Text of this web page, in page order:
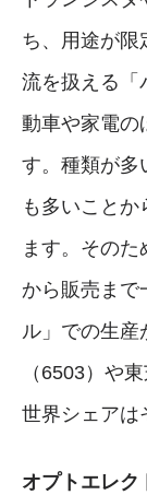
ち、用途が限
流を扱える「
動車や家電の
す。種類が多
も多いことか
ます。その
から販売まで
ル」での生産
（6503）や
世界シェアは
オプトエレク